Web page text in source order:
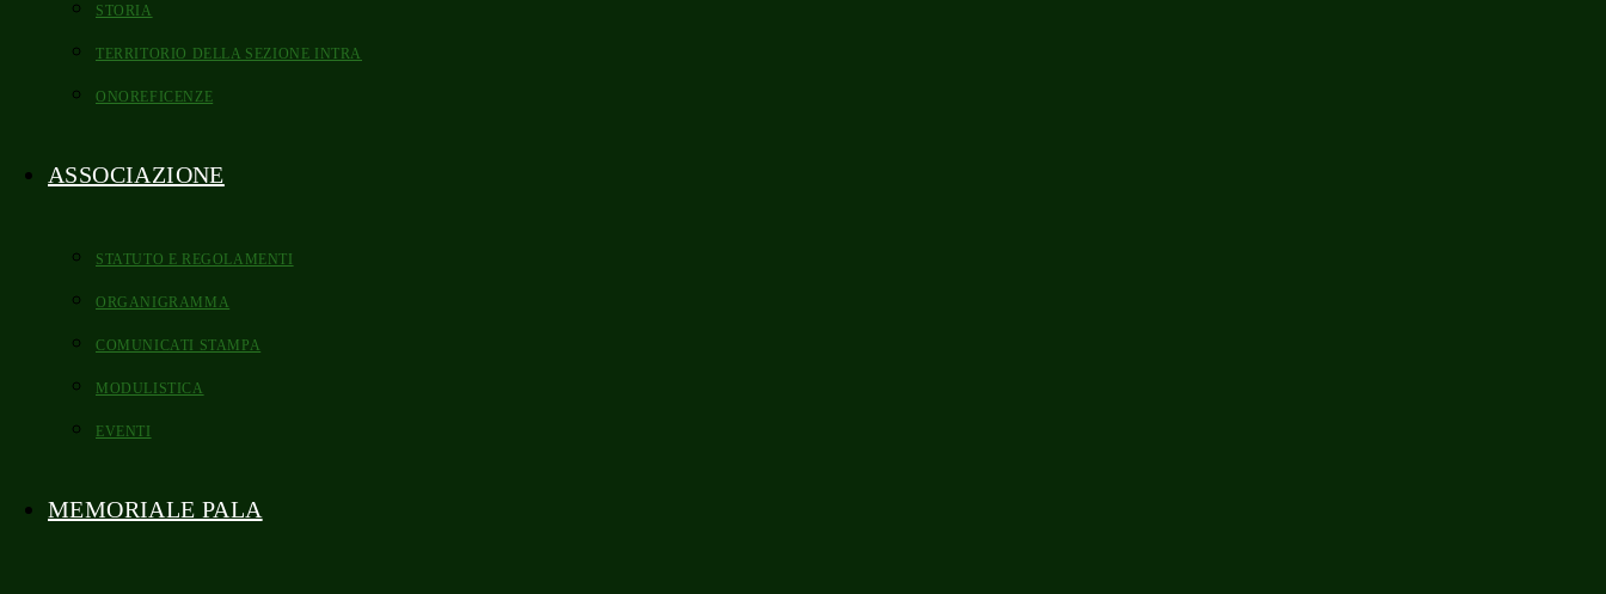
STORIA
TERRITORIO DELLA SEZIONE INTRA
ONOREFICENZE
ASSOCIAZIONE
STATUTO E REGOLAMENTI
ORGANIGRAMMA
COMUNICATI STAMPA
MODULISTICA
EVENTI
MEMORIALE PALA